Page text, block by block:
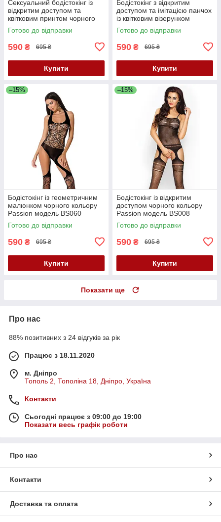
Сексуальний бодістокінг із
відкритим доступом та
квітковим принтом чорного
кольору Leg Avenue розмір
Оne size Кайф
Готово до відправки
590 ₴ 695 ₴
Купити
Бодістокінг з відкритим
доступом та імітацією панчох
із квітковим візерунком
чорного кольору Passion
модель BS017 розміри S M L
Готово до відправки
590 ₴ 695 ₴
Купити
–15%
Бодістокінг із геометричним
малюнком чорного кольору
Passion модель BS060
розміри S M L Кайф
Готово до відправки
590 ₴ 695 ₴
Купити
–15%
Бодістокінг із відкритим
доступом чорного кольору
Passion модель BS008
розміри S M L Кайф
Готово до відправки
590 ₴ 695 ₴
Купити
Показати ще
Про нас
88% позитивних з 24 відгуків за рік
Працює з 18.11.2020
м. Дніпро
Тополь 2, Тополіна 18, Дніпро, Україна
Контакти
Сьогодні працює з 09:00 до 19:00
Показати весь графік роботи
Про нас
Контакти
Доставка та оплата